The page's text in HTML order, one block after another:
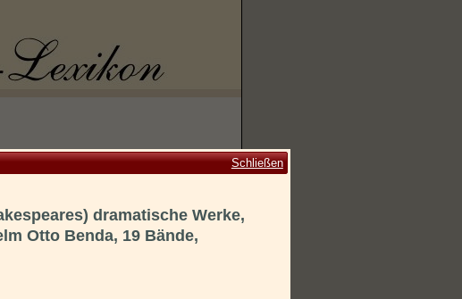
Schließen
dramatische Werke,
Otto Benda, 19 Bände,